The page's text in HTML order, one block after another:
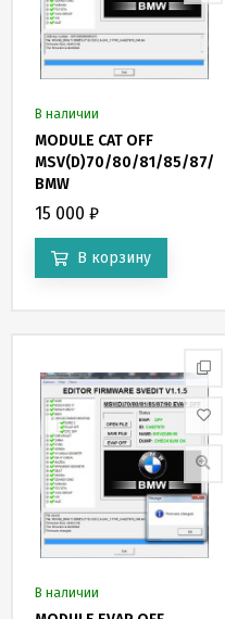
Публичная
оферта
Новости
В наличии
MODULE CAT OFF
MSV(D)70/80/81/85/87/90
BMW
15 000 ₽
В корзину
В наличии